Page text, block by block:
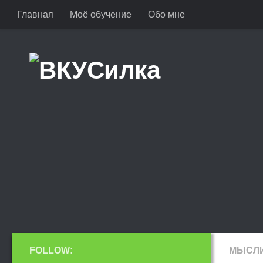
Главная Моё обучение Обо мне
FOLLOW: